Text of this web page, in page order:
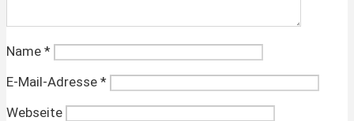
Name *
E-Mail-Adresse *
Webseite